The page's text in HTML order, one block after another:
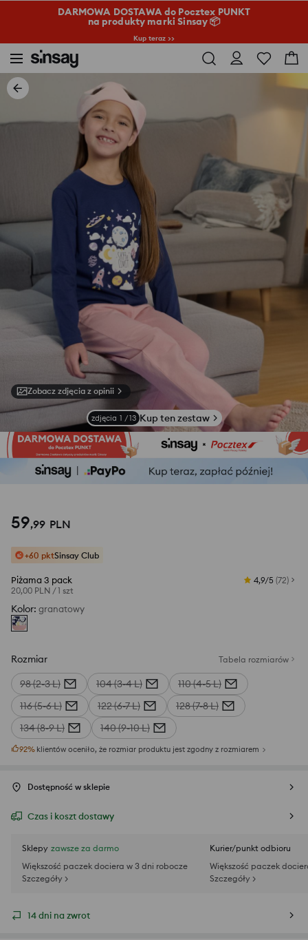
DARMOWA DOSTAWA do Pocztex PUNKT
na produkty marki Sinsay 📦
Kup teraz >>
Zobacz zdjęcia z opinii
zdjęcia 1 /13 Kup ten zestaw
59,99 PLN
+60 pktSinsay Club
Piżama 3 pack
20,00 PLN /1 szt
4,9/5 (72)
Kolor: granatowy
Rozmiar Tabela rozmiarów
98 (2-3 L) 104 (3-4 L)
110 (4-5 L)
116 (5-6 L)
122 (6-7 L)
128 (7-8 L)
134 (8-9 L)
140 (9-10 L)
92% klientów oceniło, że rozmiar produktu jest zgodny z rozmiarem
Dostępność w sklepie
Czas i koszt dostawy
Sklepy zawsze za darmo
Większość paczek dociera w 3 dni robocze
Szczegóły >
Kurier/punkt odbioru
Większość paczek
Szczegóły >
14 dni na zwrot